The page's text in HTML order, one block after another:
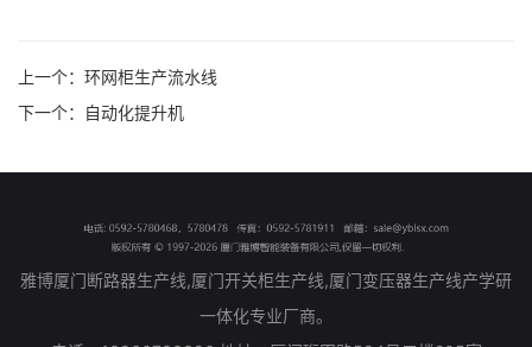
上一个： 环网柜生产流水线
下一个：
自动化提升机
雅博厦门断路器生产线,厦门开关柜生产线,厦门变压器生产线产学研
一体化专业厂商。